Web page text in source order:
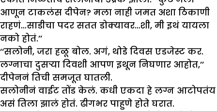
आणून टाकलंस दीपेन? मला नाही जमत अशा ठिकाणी
राहणं…साडीचा पदर सतत डोक्यावर…शी, मी इथं यायला
नको होतं.’’
‘‘सलोनी, जरा हळू बोल. अगं, थोडे दिवस एडजेस्ट कर.
लग्नाचा दुसऱ्या दिवशी आपण इथून निघणार आहोत,’’
दीपेननं तिची समजूत घातली.
सलोनीनं वाईट तोंड केलं. कधी एकदा हे लग्न आटोपतंय
असं तिला झालं होतं. ढीगभर पाहुणे होते घरात.